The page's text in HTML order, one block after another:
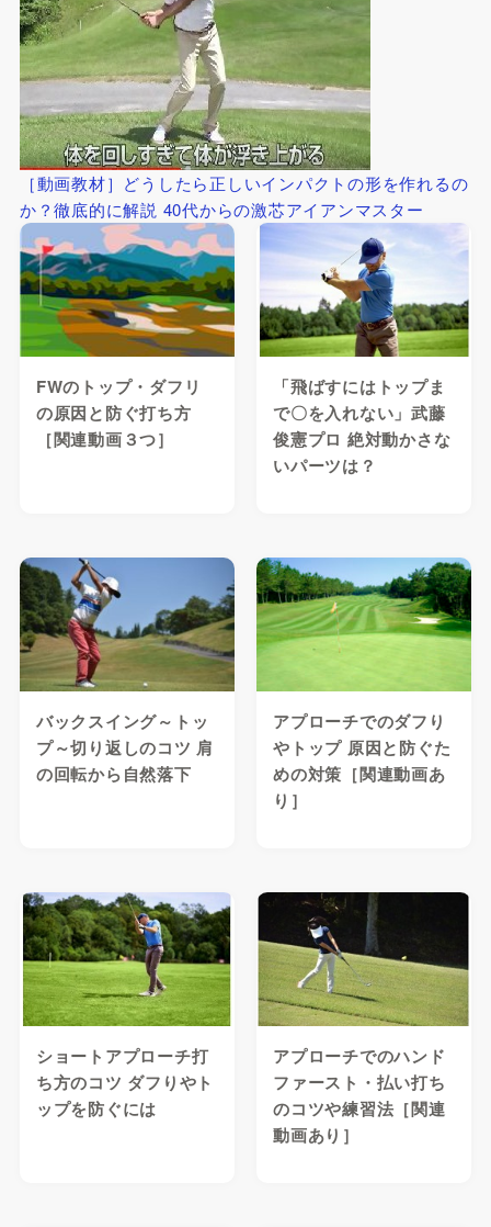
［動画教材］どうしたら正しいインパクトの形を作れるの
か？徹底的に解説 40代からの激芯アイアンマスター
FWのトップ・ダフリ
の原因と防ぐ打ち方
［関連動画３つ］
「飛ばすにはトップま
で〇を入れない」武藤
俊憲プロ 絶対動かさな
いパーツは？
バックスイング～トッ
プ～切り返しのコツ 肩
の回転から自然落下
アプローチでのダフり
やトップ 原因と防ぐた
めの対策［関連動画あ
り］
ショートアプローチ打
ち方のコツ ダフりやト
ップを防ぐには
アプローチでのハンド
ファースト・払い打ち
のコツや練習法［関連
動画あり］